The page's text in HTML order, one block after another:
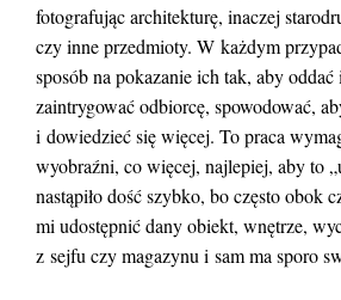
fotografując architekturę, inaczej
czy inne przedmioty. W każdym
sposób na pokazanie ich tak, aby
zaintrygować odbiorcę, spowodować,
i dowiedzieć się więcej. To praca
wyobraźni, co więcej, najlepiej, aby to
nastąpiło dość szybko, bo często obok
mi udostępnić dany obiekt, wnętrze,
z sejfu czy magazynu i sam ma sporo